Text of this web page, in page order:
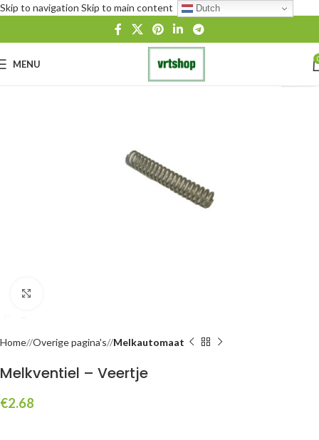
Skip to navigation Skip to main content
MENU
Home/ Overige pagina's/ Melkautomaat
Melkventiel – Veertje
€2.68
Dutch